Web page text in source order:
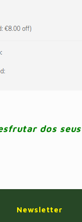
dos
Newsletter